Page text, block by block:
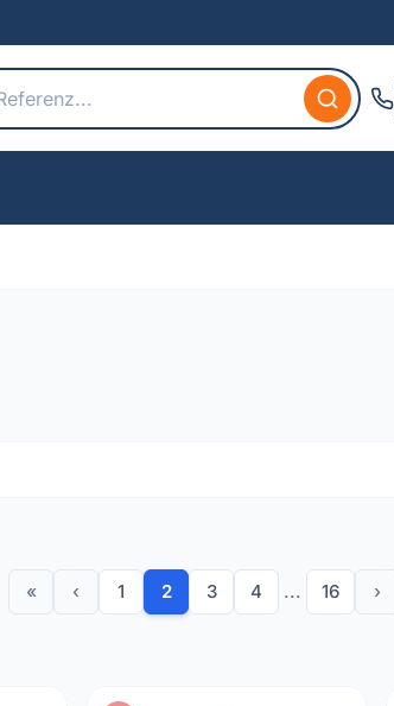
« ‹ 1 2 3 4 ... 16 ›